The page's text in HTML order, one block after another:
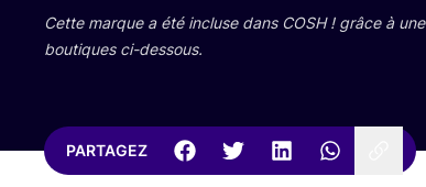
Cette marque a été incluse dans COSH! grâce à une
bou­tiques ci-dessous.
PARTAGEZ